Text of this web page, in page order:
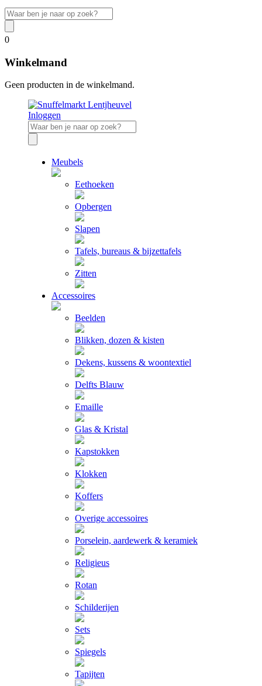
0
Winkelmand
Geen producten in de winkelmand.
Inloggen
Meubels
Eethoeken
Opbergen
Slapen
Tafels, bureaus & bijzettafels
Zitten
Accessoires
Beelden
Blikken, dozen & kisten
Dekens, kussens & woontextiel
Delfts Blauw
Emaille
Glas & Kristal
Kapstokken
Klokken
Koffers
Overige accessoires
Porselein, aardewerk & keramiek
Religieus
Rotan
Schilderijen
Sets
Spiegels
Tapijten